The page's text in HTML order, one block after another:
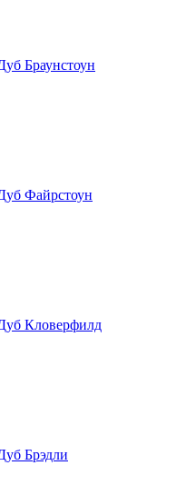
Браунстоун
Файрстоун
Кловерфилд
Брэдли